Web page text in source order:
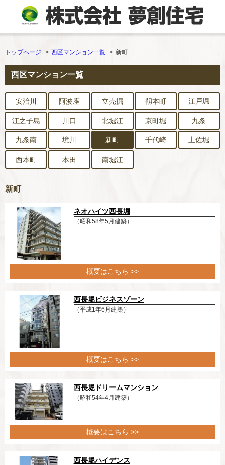
トップページ 西区マンション一覧 新町
西区マンション一覧
安治川 阿波座 立売掘 靱本町 江戸堀
江之子島 川口 北堀江 京町堀 九条
九条南 境川 新町 千代崎 土佐堀
西本町 本田 南堀江
新町
ネオハイツ西長堀
（昭和58年5月建築）
概要はこちら >>
西長堀ビジネスゾーン
（平成1年6月建築）
概要はこちら >>
西長堀ドリームマンション
（昭和54年4月建築）
概要はこちら >>
西長堀ハイデンス